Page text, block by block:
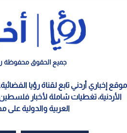
جميع الحقوق محفوظة رؤيا
موقع إخباري أردني تابع لقناة رؤيا
الأردنية، تغطيات شاملة لأخبار
العربية والدولية على